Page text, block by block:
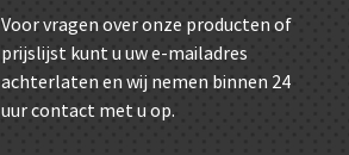
Voor vragen over onze producten of
prijslijst kunt u uw e-mailadres
achterlaten en wij nemen binnen 24
uur contact met u op.